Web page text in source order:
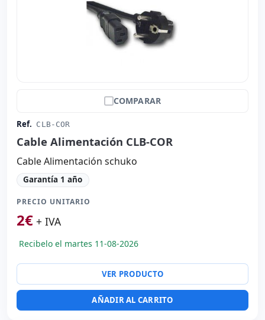
COMPARAR
Ref. CLB-COR
Cable Alimentación CLB-COR
Cable Alimentación schuko
Garantía 1 año
PRECIO UNITARIO
2€ + IVA
Recibelo el martes 11-08-2026
VER PRODUCTO
AÑADIR AL CARRITO